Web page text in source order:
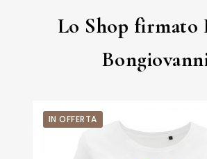
Lo Shop firmato
IN OFFERTA